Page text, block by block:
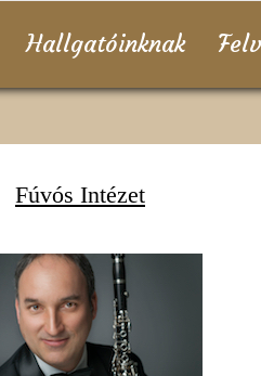
Hallgatóinknak
Fúvós Intézet